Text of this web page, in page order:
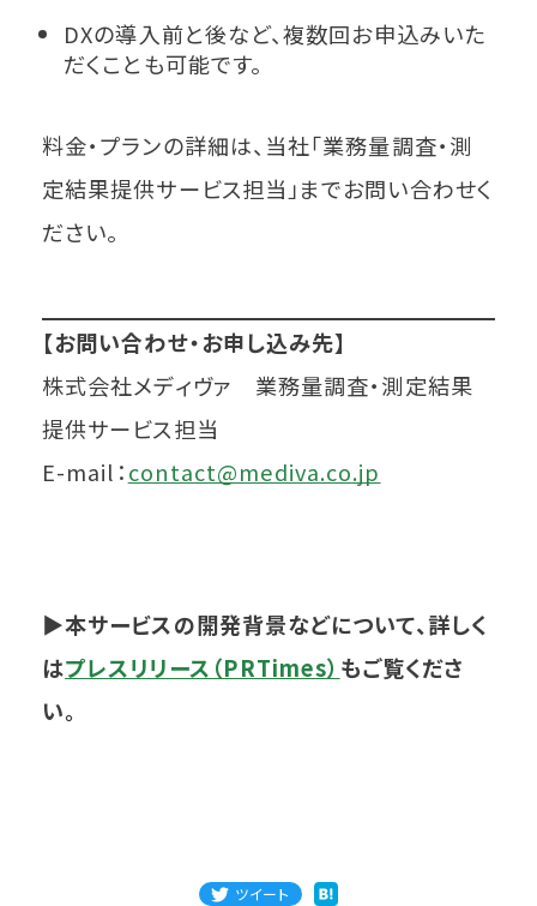
DXの導入前と後など、複数回お申込みいた
だくことも可能です。
料金・プランの詳細は、当社「業務量調査・測
定結果提供サービス担当」までお問い合わせく
ださい。
【お問い合わせ・お申し込み先】
株式会社メディヴァ 業務量調査・測定結果
提供サービス担当
E-mail：contact@mediva.co.jp
▶本サービスの開発背景などについて、詳しく
はプレスリリース（PRTimes） もご覧くださ
い。
ツイート